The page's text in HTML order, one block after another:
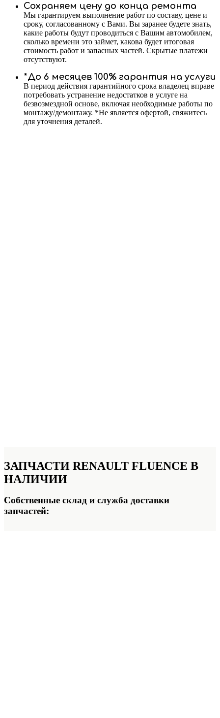
Сохраняем цену до конца ремонта
Мы гарантируем выполнение работ по составу, цене и
сроку, согласованному с Вами. Вы заранее будете знать,
какие работы будут проводиться с Вашим автомобилем,
сколько времени это займет, какова будет итоговая
стоимость работ и запасных частей. Скрытые платежи
отсутствуют.
*До 6 месяцев 100% гарантия на услуги
В период действия гарантийного срока владелец вправе
потребовать устранение недостатков в услуге на
безвозмездной основе, включая необходимые работы по
монтажу/демонтажу. *Не является офертой, свяжитесь
для уточнения деталей.
ЗАПЧАСТИ RENAULT FLUENCE В
НАЛИЧИИ
Собственные склад и служба доставки
запчастей: